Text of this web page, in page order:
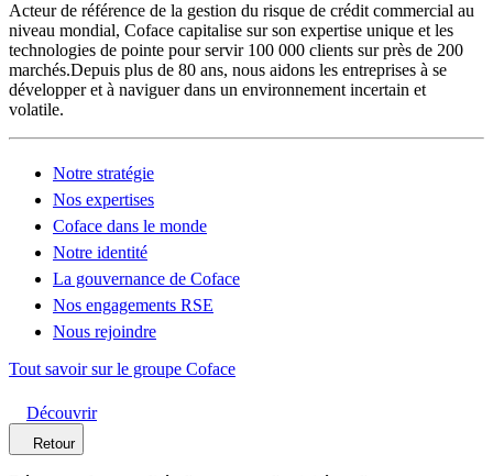
Acteur de référence de la gestion du risque de crédit commercial au
niveau mondial, Coface capitalise sur son expertise unique et les
technologies de pointe pour servir 100 000 clients sur près de 200
marchés.Depuis plus de 80 ans, nous aidons les entreprises à se
développer et à naviguer dans un environnement incertain et
volatile.
Notre stratégie
Nos expertises
Coface dans le monde
Notre identité
La gouvernance de Coface
Nos engagements RSE
Nous rejoindre
Tout savoir sur le groupe Coface
Découvrir
Retour